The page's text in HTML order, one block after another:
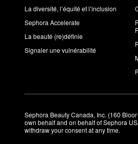
La diversité, l’équité et l’inclusion
Sephora Accelerate
La beauté (re)définie
Signaler une vulnérabilité
Sephora Beauty Canada, Inc. (160
own behalf and on behalf of Sephora
withdraw your consent at any time.